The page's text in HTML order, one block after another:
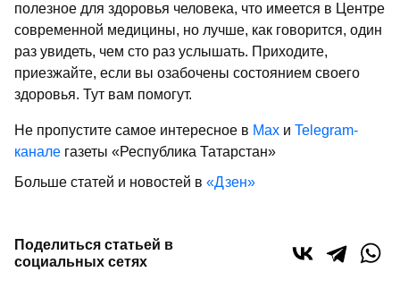
полезное для здоровья человека, что имеется в Центре
современной медицины, но лучше, как говорится, один
раз увидеть, чем сто раз услышать. Приходите,
приезжайте, если вы озабочены состоянием своего
здоровья. Тут вам помогут.
Не пропустите самое интересное в Max и Telegram-
канале газеты «Республика Татарстан»
Больше статей и новостей в «Дзен»
Поделиться статьей в
социальных сетях